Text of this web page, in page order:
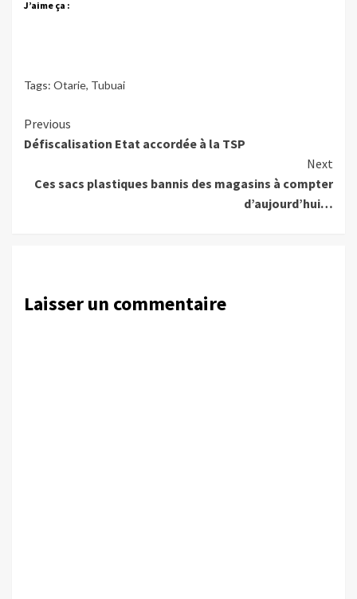
J’aime ça :
Tags: Otarie, Tubuai
Continue
Reading
Previous
Défiscalisation Etat accordée à la TSP
Next
Ces sacs plastiques bannis des magasins à compter
d’aujourd’hui…
Laisser un commentaire